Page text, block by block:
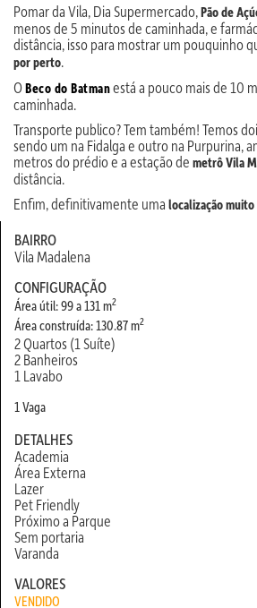
Pomar da Vila, Dia Supermercado,Pão de
menos de 5 minutos de caminhada, e
distância, isso para mostrar um pouquinho
por perto.
OBeco do Batmanestá a pouco mais de 10
caminhada.
Transporte publico? Tem também! Temos
sendo um na Fidalga e outro na Purpurina,
metros do prédio e a estação de metrô Vila
distância.
Enfim, definitivamente uma localização
BAIRRO
Vila Madalena
CONFIGURAÇÃO
Área útil: 99 a 131 m2
Área construída: 130.87 m2
2 Quartos (1 Suíte)
2 Banheiros
1 Lavabo
1 Vaga
DETALHES
Academia
Área Externa
Lazer
Pet Friendly
Próximo a Parque
Sem portaria
Varanda
VALORES
VENDIDO